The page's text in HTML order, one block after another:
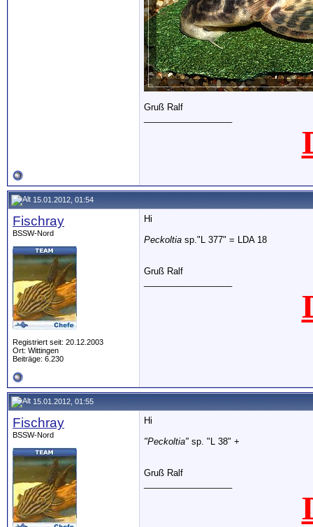
Gruß Ralf
15.01.2012, 01:54
Fischray
BSSW-Nord
Registriert seit: 20.12.2003
Ort: Wittingen
Beiträge: 6.230
Hi
Peckoltia sp."L 377" = LDA 18
Gruß Ralf
15.01.2012, 01:55
Fischray
BSSW-Nord
Hi
"Peckoltia" sp. "L 38" +
Gruß Ralf